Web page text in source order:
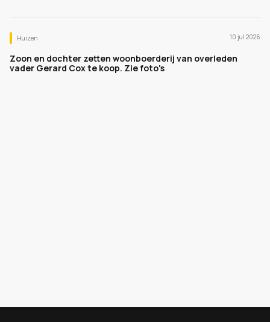
Huizen 10 jul 2026
Zoon en dochter zetten woonboerderij van overleden
vader Gerard Cox te koop. Zie foto's